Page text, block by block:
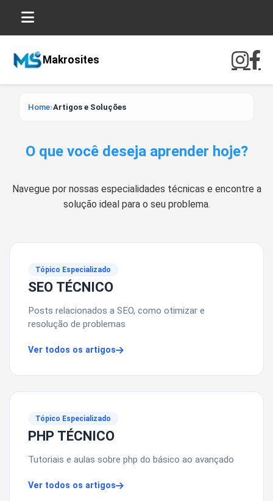
Makrosites
Home Artigos e Soluções
O que você deseja aprender hoje?
Navegue por nossas especialidades técnicas e encontre a
solução ideal para o seu problema.
Tópico Especializado
SEO TÉCNICO
Posts relacionados a SEO, como otimizar e
resolução de problemas
Ver todos os artigos
Tópico Especializado
PHP TÉCNICO
Tutoriais e aulas sobre php do básico ao avançado
Ver todos os artigos